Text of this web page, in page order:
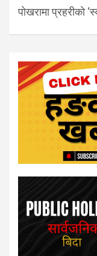
पोखरामा प्रहरीको